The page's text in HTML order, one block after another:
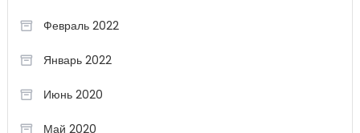
Февраль 2022
Январь 2022
Июнь 2020
Май 2020